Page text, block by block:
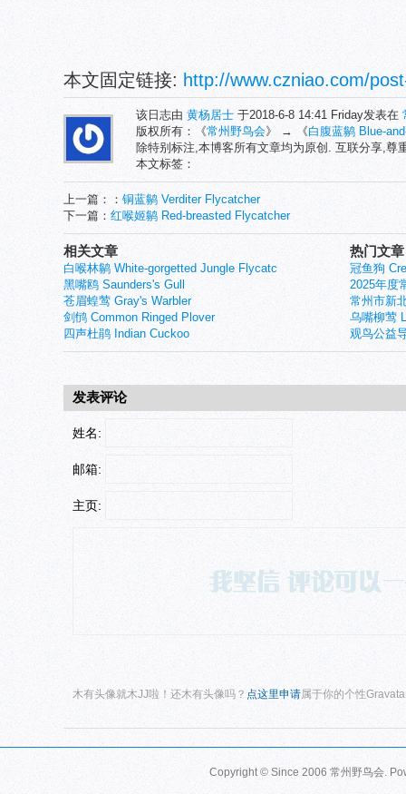
本文固定链接: http://www.czniao.com/
该日志由 黄杨居士 于2018-6-8 14:41 Friday发表在
版权所有：《常州野鸟会》 → 《白腹蓝鹟 Blue-
除特别标注,本博客所有文章均为原创. 互联分享,尊
本文标签：
上一篇：： 铜蓝鹟 Verditer Flycatcher
下一篇： 红喉姬鹟 Red-breasted Flycatcher
热门文章
冠鱼狗
2025年度
常州市新
乌嘴柳莺
观鸟公益
相关文章
白喉林鹟 White-gorgetted Jungle Flycatc
黑嘴鸥 Saunders's Gull
苍眉蝗莺 Gray's Warbler
剑鸻 Common Ringed Plover
四声杜鹃 Indian Cuckoo
发表评论
姓名:
邮箱:
主页:
木有头像就木JJ啦！还木有头像吗？ 点这里申请 属于你的个性
Copyright © Since 2006 常州野鸟会.